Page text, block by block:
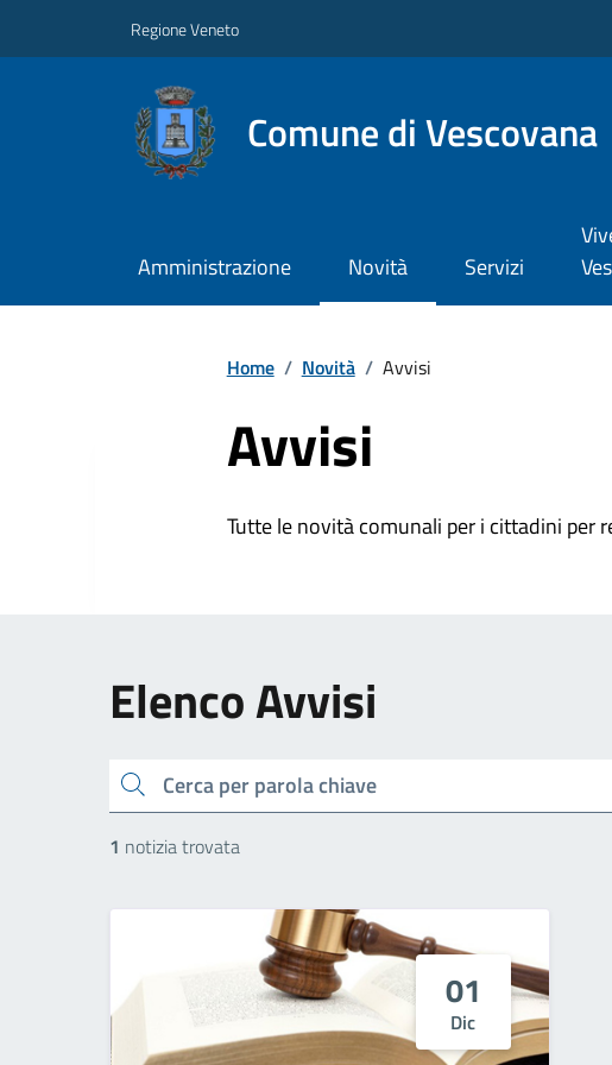
Regione Veneto
Comune di Vescovana
Amministrazione Novità Servizi
Home / Novità / Avvisi
Avvisi
Tutte le novità comunali per i cittadini per
Elenco Avvisi
cerca
1 notizia trovata
01
Dic